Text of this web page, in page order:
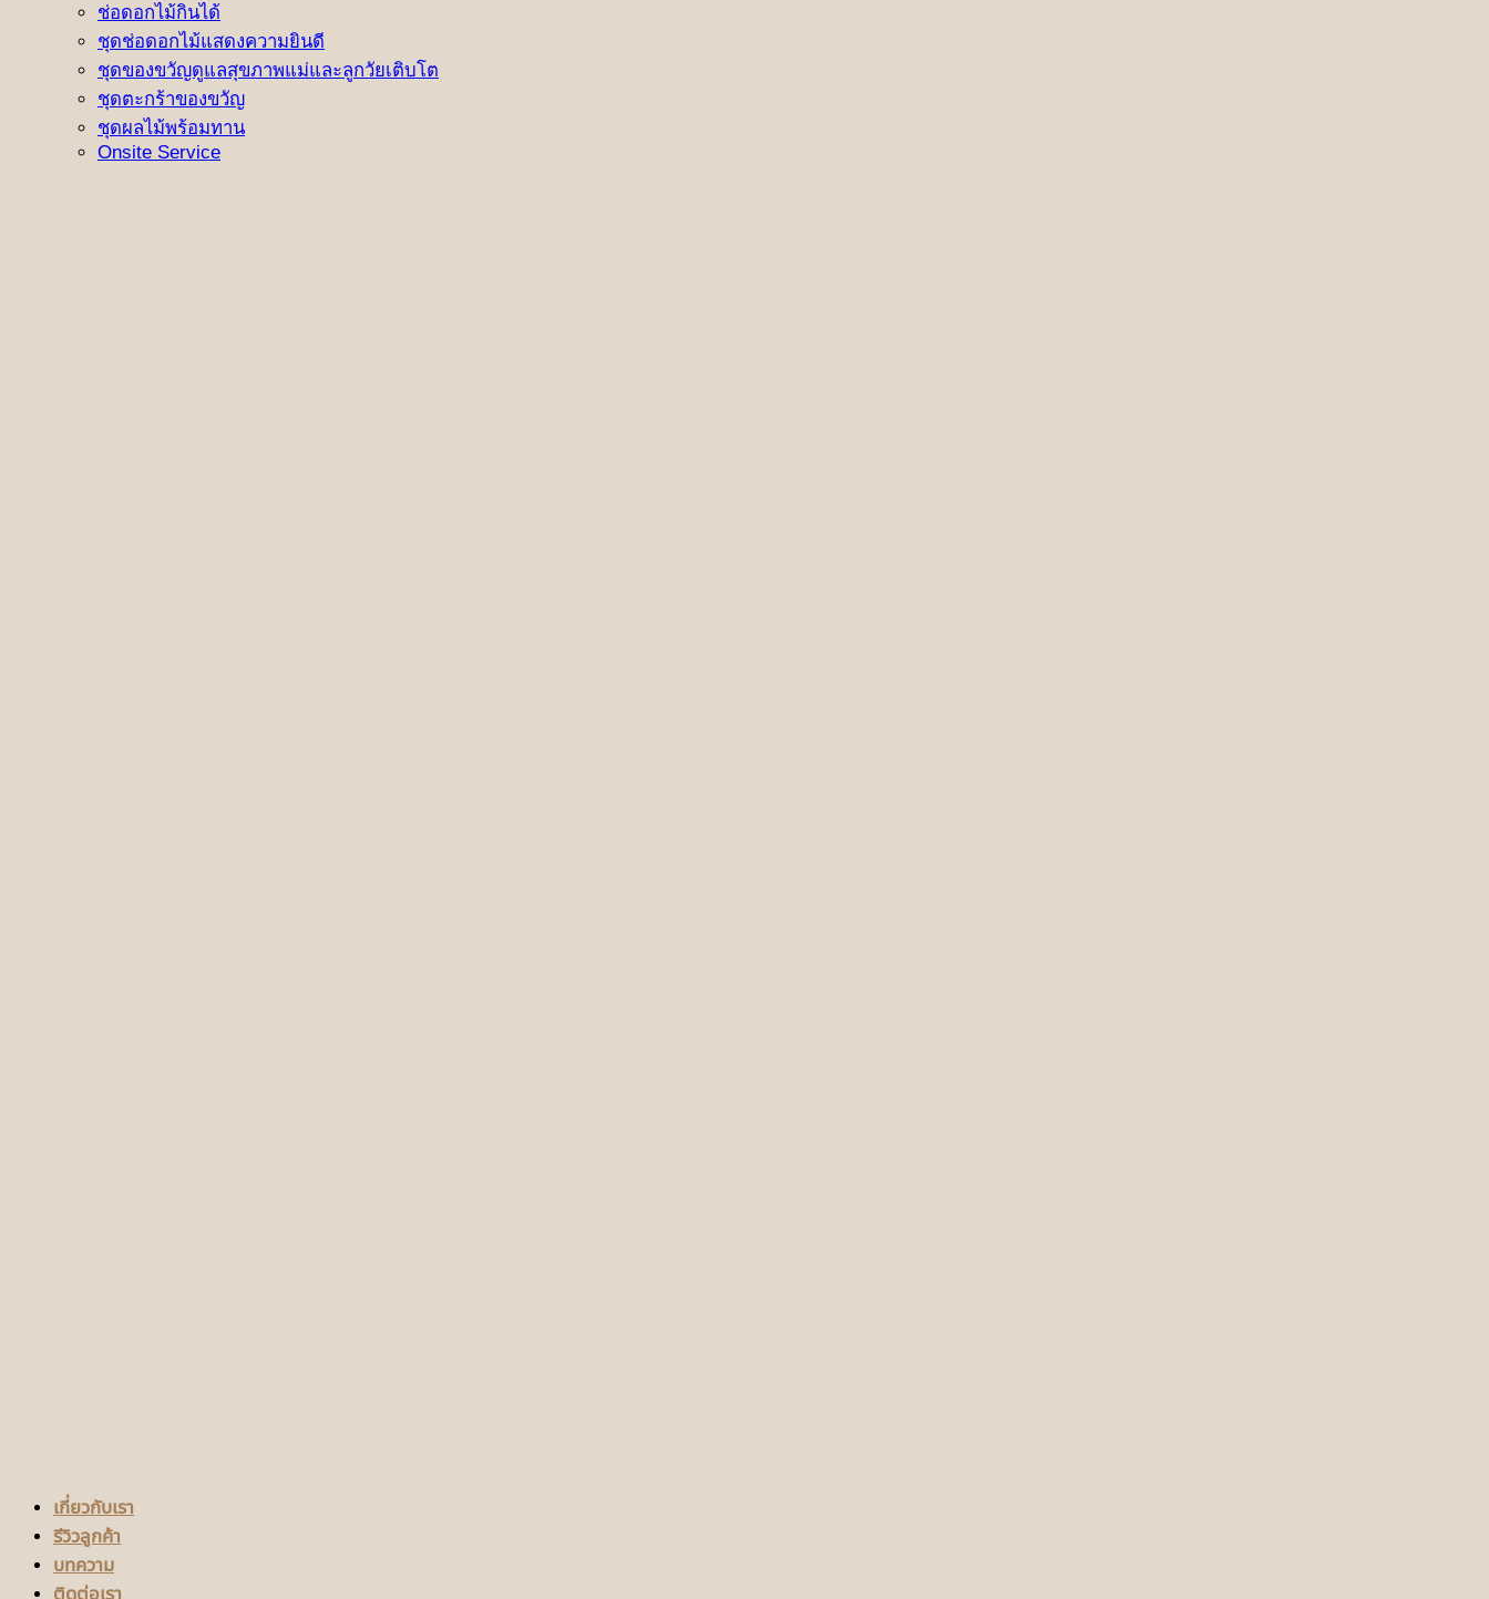
ช่อดอกไม้กินได้
ชุดช่อดอกไม้แสดงความยินดี
ชุดของขวัญดูแลสุขภาพแม่และลูกวัยเติบโต
ชุดตะกร้าของขวัญ
ชุดผลไม้พร้อมทาน
Onsite Service
เกี่ยวกับเรา
รีวิวลูกค้า
บทความ
ติดต่อเรา